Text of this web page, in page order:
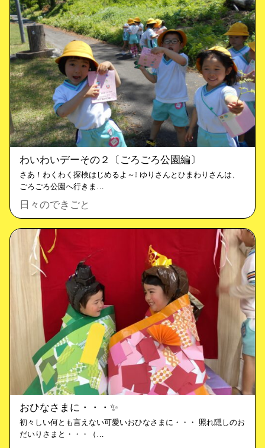
わいわいデーその２〔ごろごろ公園編〕
さあ！わくわく探検はじめるよ～❕ ゆりさんとひまわりさんは、
ごろごろ公園へ行きま…
日々のできごと
おひなさまに・・・✨
初々しい何とも言えない可愛いおひなさまに・・・ 照れ隠しのお
だいりさまと・・・（…